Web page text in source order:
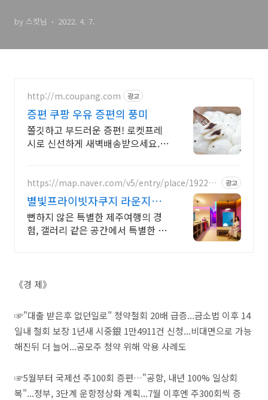
by 스캇님 2022. 4. 7.
http://m.coupang.com 광고
증편 쿠팡 우유 증편의 풍미
쫄깃하고 부드러운 증편! 로켓프레
시로 신선하게 새벽배송받으세요.
https://map.naver.com/v5/entry/place/192206
광고
별빛프라이빗자쿠지 라운지독
채 사진보다 더좋아요. 찐 리뷰
뻔하지 않은 특별한 제주여행의 경
험, 갤러리 같은 공간에서 특별한 가
《경 제》
☞"대출 받은후 없던일로" 청약철회 20배 급증...금소법 이후 14
일내 철회 보장 1년새 시중銀 1만4911건 신청...비대면으로 가능
해진뒤 더 늘어...공모주 청약 위해 악용 사례도
☞5월부터 국제선 주100회 증편…"공항, 내년 100% 일상회
복"...정부, 3단계 운항정상화 계획...7월 이후엔 주300회씩 증